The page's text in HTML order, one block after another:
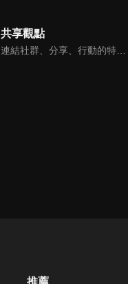
共享觀點
連結社群、分享、行動的特色，運用講道學的架構，談論包含基要真理、生活話題及神學裝備三大面向主題。身為第六代基督徒，從小在教會中長大的周巽正，與第一代基督徒的廖文華，背景及生活經歷都不同，在節目中以輕鬆對談的方式，貢獻出不同角度的觀點。
推薦